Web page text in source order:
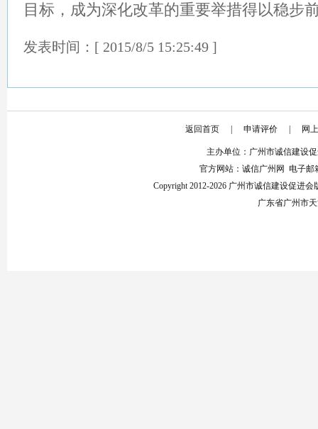
目标，成为深化改革的重要举措得以稳步
发表时间：[ 2015/8/5 15:25:49 ]
返回首页 申请评价 网
主办单位：广州市诚信建设
官方网站：诚信广州网 电子邮
Copyright 2012-2026 广州市诚信建设促进
广东省广州市